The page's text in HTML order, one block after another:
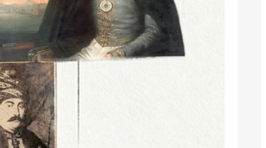
ilgili bilgi alış verişi gerçekleştirme
merkezinin internet sitesi.
Bu adresten bize ulaşabilirsiniz:
Son gönderiler
İskenderun Kilisesi için bağış